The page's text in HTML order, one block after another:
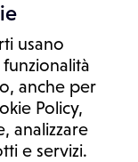
usano
anche per
Policy,
analizzare
e servizi.
un consulto medico.
un consulto, una
devono considerare
la formulazione di
o l'assunzione o